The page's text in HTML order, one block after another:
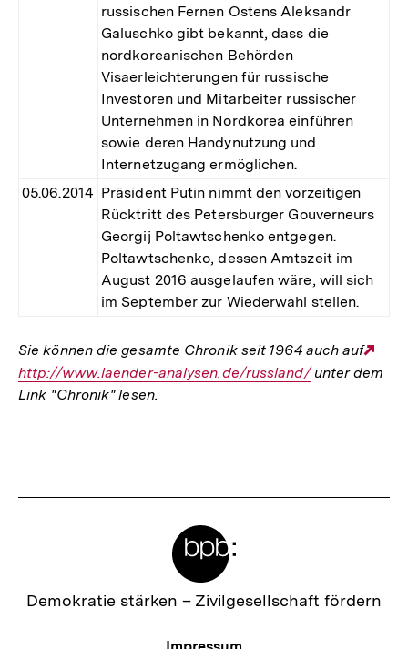
russischen Fernen Ostens Aleksandr
Galuschko gibt bekannt, dass die
nordkoreanischen Behörden
Visaerleichterungen für russische
Investoren und Mitarbeiter russischer
Unternehmen in Nordkorea einführen
sowie deren Handynutzung und
Internetzugang ermöglichen.
05.06.2014 Präsident Putin nimmt den vorzeitigen
Rücktritt des Petersburger Gouverneurs
Georgij Poltawtschenko entgegen.
Poltawtschenko, dessen Amtszeit im
August 2016 ausgelaufen wäre, will sich
im September zur Wiederwahl stellen.
Sie können die gesamte Chronik seit 1964 auch auf
http://www.laender-analysen.de/russland/unter dem
Link "Chronik" lesen.
Zur
Demokratie stärken – Zivilgesellschaft fördern